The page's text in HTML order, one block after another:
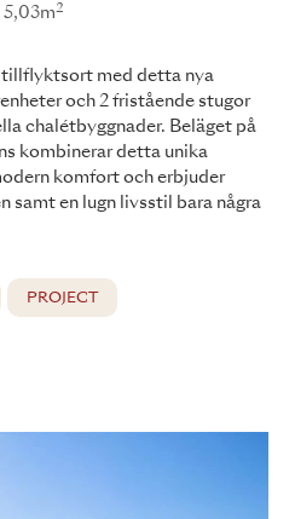
5,03m2
med detta nya
och 2 fristående stugor
chalétbyggnader. Beläget på
kombinerar detta unika
komfort och erbjuder
samt en lugn livsstil bara några
PROJECT